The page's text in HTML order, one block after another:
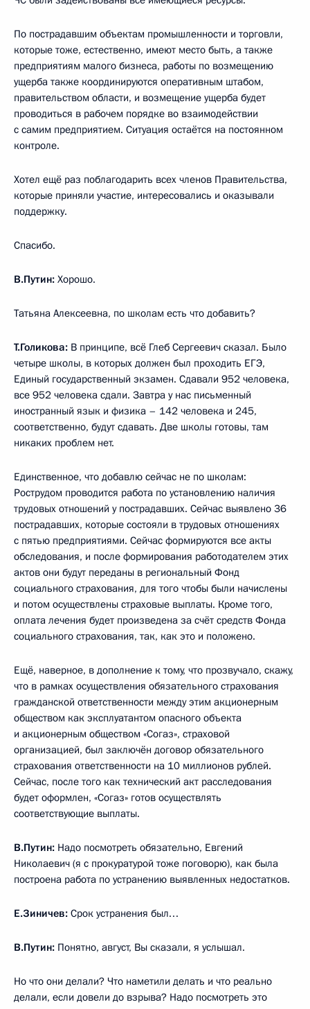
По пострадавшим объектам промышленности и торговли,
которые тоже, естественно, имеют место быть, а также
предприятиям малого бизнеса, работы по возмещению
ущерба также координируются оперативным штабом,
правительством области, и возмещение ущерба будет
проводиться в рабочем порядке во взаимодействии
с самим предприятием. Ситуация остаётся на постоянном
контроле.
Хотел ещё раз поблагодарить всех членов Правительства,
которые приняли участие, интересовались и оказывали
поддержку.
Спасибо.
В.Путин: Хорошо.
Татьяна Алексеевна, по школам есть что добавить?
Т.Голикова: В принципе, всё Глеб Сергеевич сказал. Было
четыре школы, в которых должен был проходить ЕГЭ,
Единый государственный экзамен. Сдавали 952 человека,
все 952 человека сдали. Завтра у нас письменный
иностранный язык и физика – 142 человека и 245,
соответственно, будут сдавать. Две школы готовы, там
никаких проблем нет.
Единственное, что добавлю сейчас не по школам:
Рострудом проводится работа по установлению наличия
трудовых отношений у пострадавших. Сейчас выявлено 36
пострадавших, которые состояли в трудовых отношениях
с пятью предприятиями. Сейчас формируются все акты
обследования, и после формирования работодателем этих
актов они будут переданы в региональный Фонд
социального страхования, для того чтобы были начислены
и потом осуществлены страховые выплаты. Кроме того,
оплата лечения будет произведена за счёт средств Фонда
социального страхования, так, как это и положено.
Ещё, наверное, в дополнение к тому, что прозвучало, скажу,
что в рамках осуществления обязательного страхования
гражданской ответственности между этим акционерным
обществом как эксплуатантом опасного объекта
и акционерным обществом «Согаз», страховой
организацией, был заключён договор обязательного
страхования ответственности на 10 миллионов рублей.
Сейчас, после того как технический акт расследования
будет оформлен, «Согаз» готов осуществлять
соответствующие выплаты.
В.Путин: Надо посмотреть обязательно, Евгений
Николаевич (я с прокуратурой тоже поговорю), как была
построена работа по устранению выявленных недостатков.
Е.Зиничев: Срок устранения был…
В.Путин: Понятно, август, Вы сказали, я услышал.
Но что они делали? Что наметили делать и что реально
делали, если довели до взрыва? Надо посмотреть это